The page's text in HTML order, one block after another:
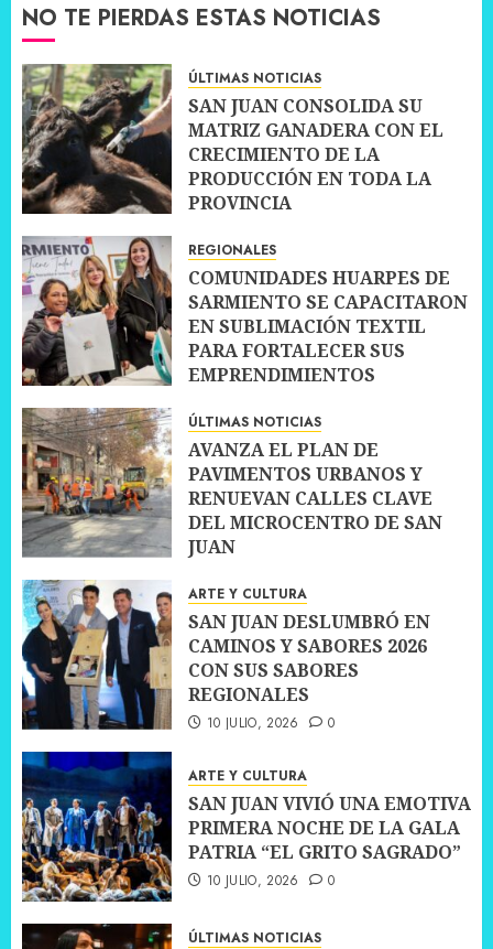
NO TE PIERDAS ESTAS NOTICIAS
ÚLTIMAS NOTICIAS
SAN JUAN CONSOLIDA SU
MATRIZ GANADERA CON EL
CRECIMIENTO DE LA
PRODUCCIÓN EN TODA LA
PROVINCIA
REGIONALES
COMUNIDADES HUARPES DE
SARMIENTO SE CAPACITARON
EN SUBLIMACIÓN TEXTIL
PARA FORTALECER SUS
EMPRENDIMIENTOS
ÚLTIMAS NOTICIAS
AVANZA EL PLAN DE
PAVIMENTOS URBANOS Y
RENUEVAN CALLES CLAVE
DEL MICROCENTRO DE SAN
JUAN
ARTE Y CULTURA
SAN JUAN DESLUMBRÓ EN
CAMINOS Y SABORES 2026
CON SUS SABORES
REGIONALES
10 JULIO, 2026 0
ARTE Y CULTURA
SAN JUAN VIVIÓ UNA EMOTIVA
PRIMERA NOCHE DE LA GALA
PATRIA “EL GRITO SAGRADO”
10 JULIO, 2026 0
ÚLTIMAS NOTICIAS